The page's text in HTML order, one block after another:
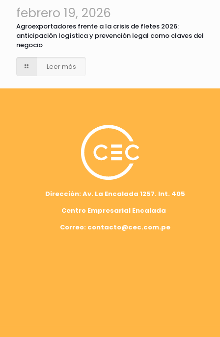
febrero 19, 2026
Agroexportadores frente a la crisis de fletes 2026:
anticipación logística y prevención legal como claves del
negocio
Leer más
Dirección: Av. La Encalada 1257. Int. 405
Centro Empresarial Encalada
Correo: contacto@cec.com.pe